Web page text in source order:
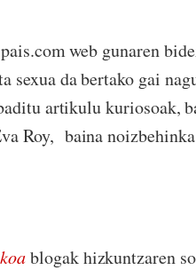
web gunaren
sexua da bertako gai
artikulu kuriosoak,
Roy, baina noizbehinka
blogak hizkuntzaren